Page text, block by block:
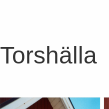
Torshälla